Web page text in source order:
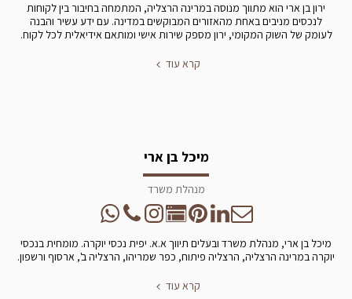
ירון בן ארי הוא מתווך מנוסה במרינה הרצליה, המתמחה בחיבור בין לקוחות
לנכסים מניבים באחת מהאזורים המבוקשים במדינה. עם ידע עשיר והבנה
לעומק של השוק המקומי, ירון מספק שירות אישי ומותאם אידיאלית לכל לקוח.
קרא עוד
מיכל בן ארי
מנהלת משרד
מיכל בן ארי, מנהלת משרד ובעלים תיווך א.א. יפית נכסי יוקרה. מומחית בנכסי
יוקרה במרינה הרצליה, הרצליה פיתוח, כפר שמריהו, הרצליה ב', ארסוף ורשפון.
קרא עוד